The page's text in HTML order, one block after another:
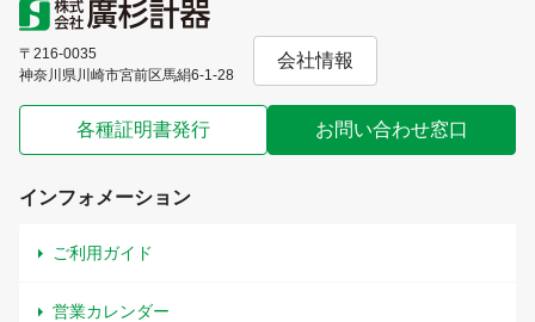
〒216-0035
神奈川県川崎市宮前区馬絹6-1-28
会社情報
各種証明書発行 お問い合わせ窓口
インフォメーション
ご利用ガイド
営業カレンダー